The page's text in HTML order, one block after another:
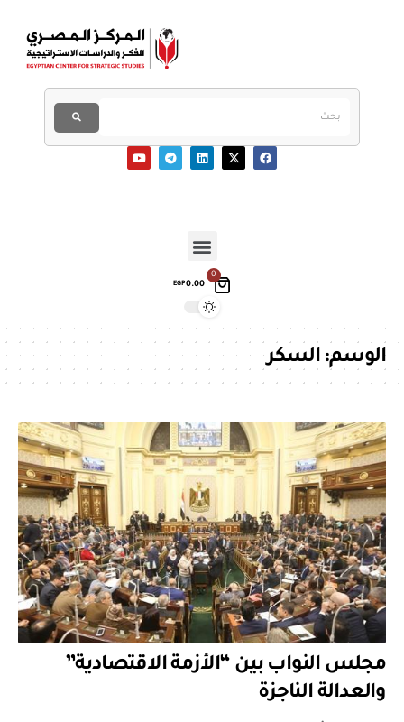
0
EGP0.00
الوسم:السكر
مجلس النواب بين “الأزمة الاقتصادية”
والعدالة الناجزة